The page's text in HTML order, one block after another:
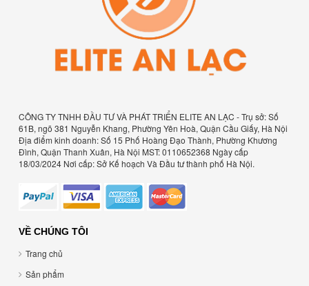
CÔNG TY TNHH ĐẦU TƯ VÀ PHÁT TRIỂN ELITE AN LẠC - Trụ sở: Số
61B, ngõ 381 Nguyễn Khang, Phường Yên Hoà, Quận Cầu Giấy, Hà Nội
Địa điểm kinh doanh: Số 15 Phố Hoàng Đạo Thành, Phường Khương
Đình, Quận Thanh Xuân, Hà Nội MST: 0110652368 Ngày cấp
18/03/2024 Nơi cấp: Sở Kế hoạch Và Đầu tư thành phố Hà Nội.
VỀ CHÚNG TÔI
Trang chủ
Sản phẩm